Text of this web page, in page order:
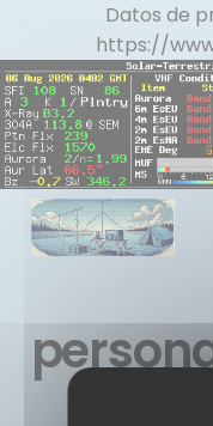
Datos de
https://
Panel de gestión de